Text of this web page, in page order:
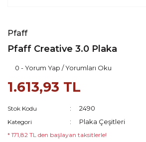
Pfaff
Pfaff Creative 3.0 Plaka
0 - Yorum Yap / Yorumları Oku
1.613,93 TL
Stok Kodu 2490
Kategori Plaka Çeşitleri
* 171,82 TL den başlayan taksitlerle!